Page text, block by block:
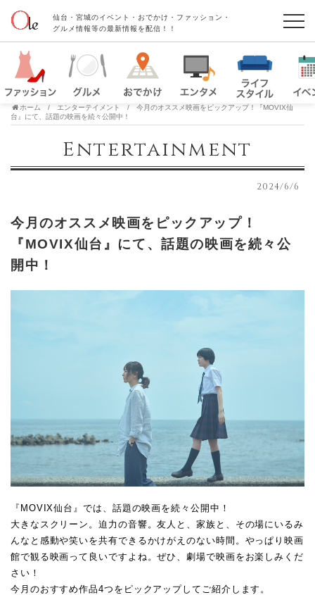
仙台・宮城のイベント・おでかけ・ファッション・
グルメ情報等の最新情報を配信！！
ホーム エンターテイメント
今月のオススメ映画をピックアップ！『MOVIX仙
台』にて、話題の映画を続々公開中！
Entertainment
2024/6/6
今月のオススメ映画をピックアップ！
『MOVIX仙台』にて、話題の映画を続々公
開中！
『MOVIX仙台』では、話題の映画を続々公開中！
大きなスクリーン。迫力の音響。友人と、家族と、その場にいるみ
んなと感動や笑いを共有できるかけがえのない時間。やっぱり映画
館で観る映画って良いですよね。ぜひ、劇場で映画をお楽しみくだ
さい！
今月のおすすめ作品4つをピックアップしてご紹介します。